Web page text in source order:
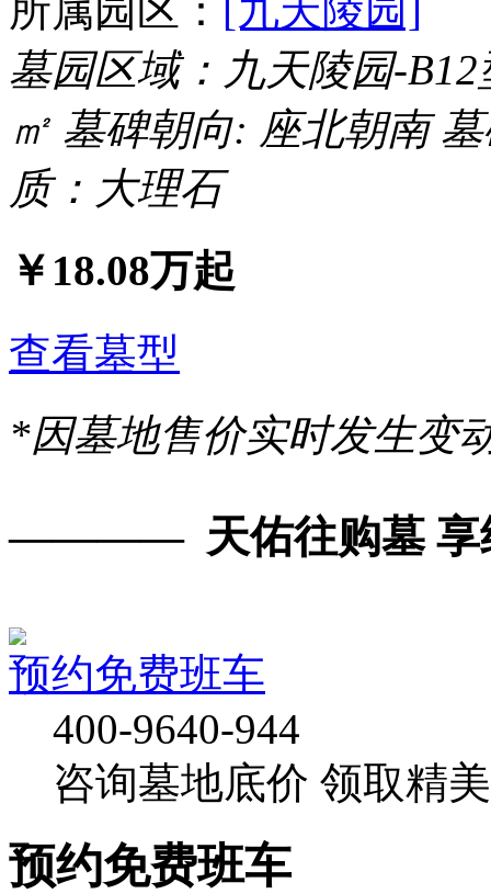
所属园区： [九天陵园]
墓园区域：九天陵园-
㎡ 墓碑朝向: 座北朝南
质：大理石
￥ 18.08万起
查看墓型
*因墓地售价实时发生变
———— 天佑往购墓
预约免费班车
400-9640-944
咨询墓地底价 领取精
预约免费班车